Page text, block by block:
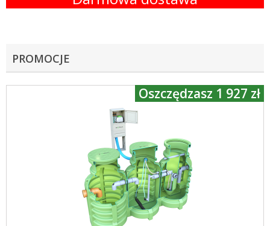
PROMOCJE
Oszczędzasz 1 927 zł